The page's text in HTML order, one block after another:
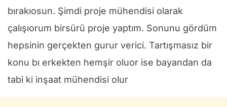
bırakıosun. Şimdi proje mühendisi olarak
çalışıorum birsürü proje yaptım. Sonunu gördüm
hepsinin gerçekten gurur verici. Tartışmasız bir
konu bı erkekten hemşir oluor ise bayandan da
tabi ki inşaat mühendisi olur